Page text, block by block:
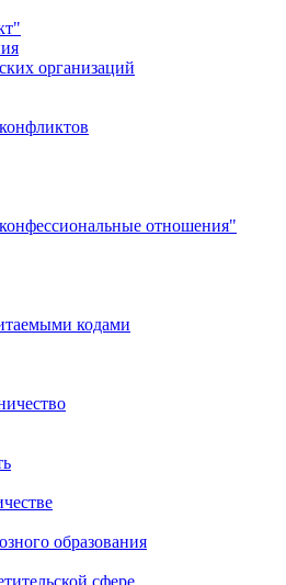
организаций
отношения"
кодами
образования